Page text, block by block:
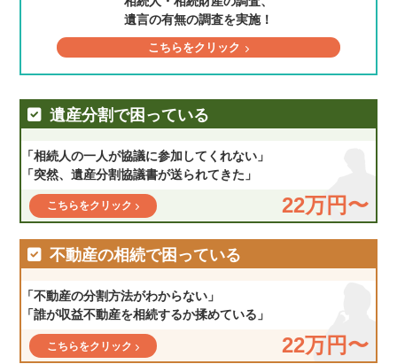
遺言の有無の調査を実施！
こちらをクリック
遺産分割で困っている
「相続人の一人が協議に参加してくれない」
「突然、遺産分割協議書が送られてきた」
22万円〜
こちらをクリック
不動産の相続で困っている
「不動産の分割方法がわからない」
「誰が収益不動産を相続するか揉めている」
22万円〜
こちらをクリック